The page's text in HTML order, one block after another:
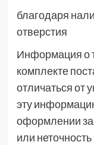
благодаря
отверстия
Информация о
комплекте
отличаться от
эту
оформлении
или